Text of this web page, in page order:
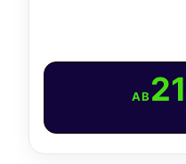
AB